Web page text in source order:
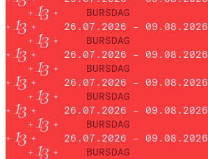
BURSDAG
26.07.2026 – 09.08.2026
BURSDAG
26.07.2026 – 09.08.2026
BURSDAG
26.07.2026 – 09.08.2026
BURSDAG
26.07.2026 – 09.08.2026
BURSDAG
26.07.2026 – 09.08.2026
BURSDAG